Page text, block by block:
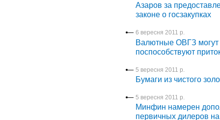
Азаров за
законе о госзакупках
6 вересня 2011 р.
Валютные ОВГЗ могут
поспособствуют
5 вересня 2011 р.
Бумаги из чистого
5 вересня 2011 р.
Минфин намерен
первичных дилеров